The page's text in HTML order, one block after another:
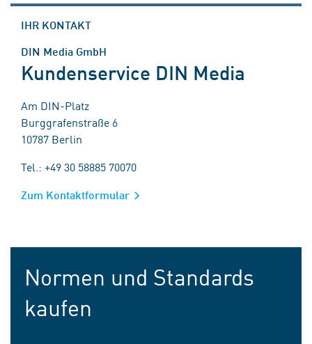
IHR KONTAKT
DIN Media GmbH
Kundenservice DIN Media
Am DIN-Platz
Burggrafenstraße 6
10787 Berlin
Tel.: +49 30 58885 70070
Zum Kontaktformular
Normen und Standards
kaufen